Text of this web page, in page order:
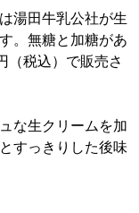
湯田牛乳公社が生
。無糖と加糖があ
（税込）で販売さ
な生クリームを加
すっきりした後味